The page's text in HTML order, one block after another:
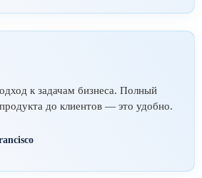
к задачам бизнеса. Полный
до клиентов — это удобно.